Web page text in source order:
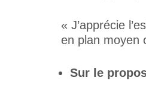
« J’apprécie
en plan moyen
Sur le